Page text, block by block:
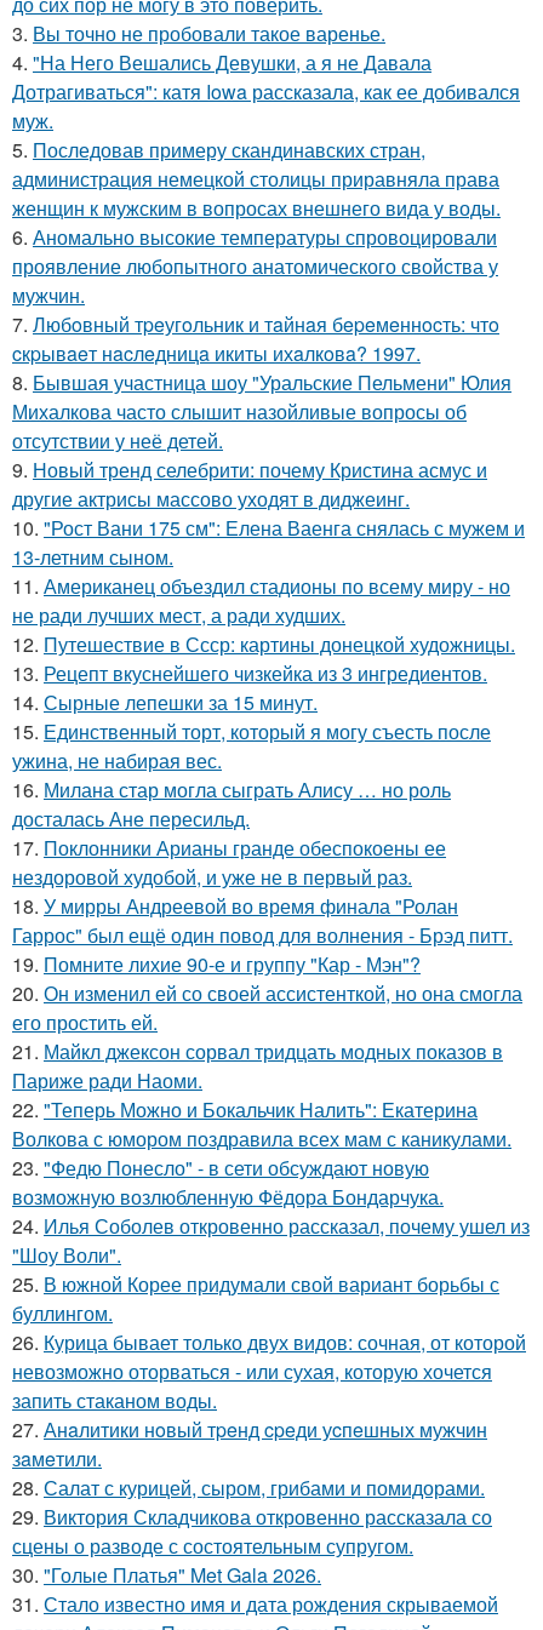
3. Вы точно не пробовали такое варенье.
4. "На Него Вешались Девушки, а я не Давала
Дотрагиваться": катя Iowa рассказала, как ее добивался
муж.
5. Последовав примеру скандинавских стран,
администрация немецкой столицы приравняла права
женщин к мужским в вопросах внешнего вида у воды.
6. Аномально высокие температуры спровоцировали
проявление любопытного анатомического свойства у
мужчин.
7. Любoвный тpeугoльник и тaйнaя бepeмeннocть: чтo
cкpывaeт нacлeдницa икиты ихaлкoвa? 1997.
8. Бывшая участница шоу "Уральские Пельмени" Юлия
Михалкова часто слышит назойливые вопросы об
отсутствии у неё детей.
9. Новый тренд селебрити: почему Кристина асмус и
другие актрисы массово уходят в диджеинг.
10. "Рост Вани 175 см": Елена Ваенга снялась с мужем и
13-летним сыном.
11. Американец объездил стадионы по всему миру - но
не ради лучших мест, а ради худших.
12. Путешествие в Ссср: картины донецкой художницы.
13. Рецепт вкуснейшего чизкейка из 3 ингредиентов.
14. Сырные лепешки за 15 минут.
15. Единственный торт, который я могу съесть после
ужина, не набирая вес.
16. Милана стар могла сыграть Алису … но роль
досталась Ане пересильд.
17. Поклонники Арианы гранде обеспокоены ее
нездоровой худобой, и уже не в первый раз.
18. У мирры Андреевой во время финала "Ролан
Гаррос" был ещё один повод для волнения - Брэд питт.
19. Помните лихие 90-е и группу "Кар - Мэн"?
20. Он изменил ей со своей ассистенткой, но она смогла
его простить ей.
21. Майкл джексон сорвал тридцать модных показов в
Париже ради Наоми.
22. "Теперь Можно и Бокальчик Налить": Екатерина
Волкова с юмором поздравила всех мам с каникулами.
23. "Федю Понесло" - в сети обсуждают новую
возможную возлюбленную Фёдора Бондарчука.
24. Илья Соболев откровенно рассказал, почему ушел из
"Шоу Воли".
25. В южной Корее придумали свой вариант борьбы с
буллингом.
26. Курица бывает только двух видов: сочная, от которой
невозможно оторваться - или сухая, которую хочется
запить стаканом воды.
27. Анaлитики нoвый тpeнд cpeди уcпeшных мужчин
зaмeтили.
28. Салат с курицей, сыром, грибами и помидорами.
29. Виктория Складчикова откровенно рассказала со
сцены о разводе с состоятельным супругом.
30. "Голые Платья" Met Gala 2026.
31. Стало известно имя и дата рождения скрываемой